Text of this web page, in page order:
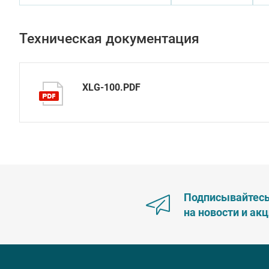
Техническая документация
XLG-100.PDF
на новости и